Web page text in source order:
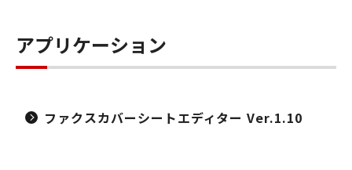
アプリケーション
ファクスカバーシートエディター Ver.1.10